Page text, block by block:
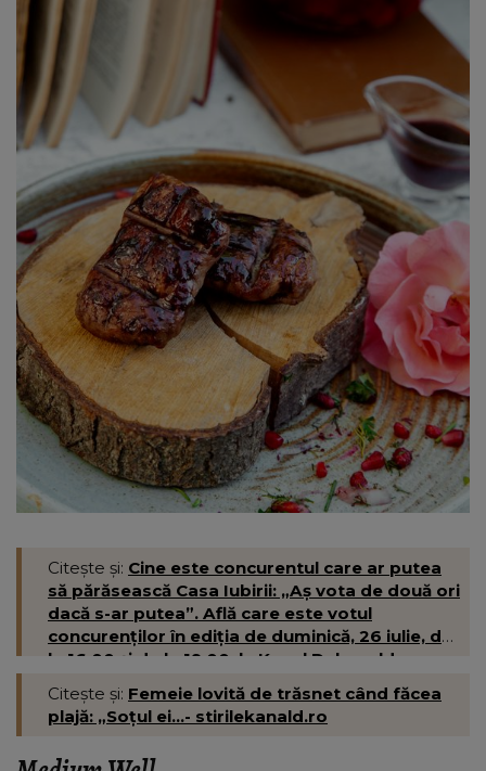
Citește și: Cine este concurentul care ar putea
să părăsească Casa Iubirii: „Aș vota de două ori
dacă s-ar putea”. Află care este votul
concurenților în ediția de duminică, 26 iulie, de
la 16:00 și de la 19:00, la Kanal D- kanald.ro
Citește și: Femeie lovită de trăsnet când făcea
plajă: „Soțul ei...- stirilekanald.ro